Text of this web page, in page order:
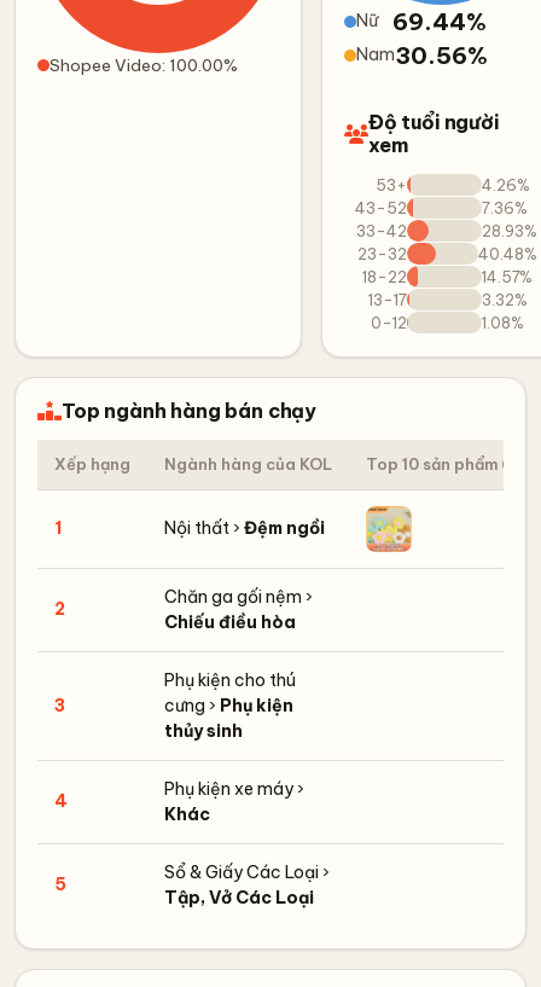
Shopee Video: 100.00%
Nữ 69.44%
Nam30.56%
Độ tuổi người
xem
53+
4.26%
43-52
7.36%
33-42
28.93%
23-32
40.48%
18-22
14.57%
13-17
3.32%
0-12
1.08%
Top ngành hàng bán chạy
Xếp hạng Ngành hàng của KOL Top 10 sản phẩm
1 Nội thất › Đệm ngồi
2
Chăn ga gối nệm ›
Chiếu điều hòa
3
Phụ kiện cho thú
cưng › Phụ kiện
thủy sinh
4
Phụ kiện xe máy ›
Khác
5
Sổ & Giấy Các Loại ›
Tập, Vở Các Loại